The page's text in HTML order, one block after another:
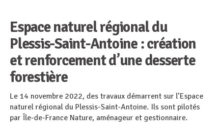
Espace naturel régional du
Plessis-Saint-Antoine : création
et renforcement d’une desserte
forestière
Le 14 novembre 2022, des travaux démarrent sur l’Espace
naturel régional du Plessis-Saint-Antoine. Ils sont pilotés
par Île-de-France Nature, aménageur et gestionnaire.